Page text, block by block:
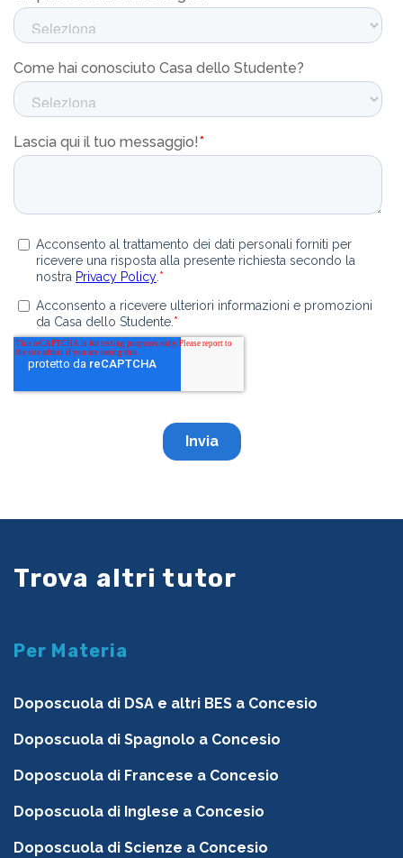
Trova altri tutor
Per Materia
Doposcuola di DSA e altri BES a Concesio
Doposcuola di Spagnolo a Concesio
Doposcuola di Francese a Concesio
Doposcuola di Inglese a Concesio
Doposcuola di Scienze a Concesio